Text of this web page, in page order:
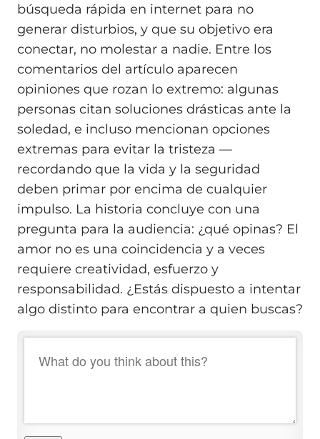
búsqueda rápida en internet para no
generar disturbios, y que su objetivo era
conectar, no molestar a nadie. Entre los
comentarios del artículo aparecen
opiniones que rozan lo extremo: algunas
personas citan soluciones drásticas ante la
soledad, e incluso mencionan opciones
extremas para evitar la tristeza —
recordando que la vida y la seguridad
deben primar por encima de cualquier
impulso. La historia concluye con una
pregunta para la audiencia: ¿qué opinas? El
amor no es una coincidencia y a veces
requiere creatividad, esfuerzo y
responsabilidad. ¿Estás dispuesto a intentar
algo distinto para encontrar a quien buscas?